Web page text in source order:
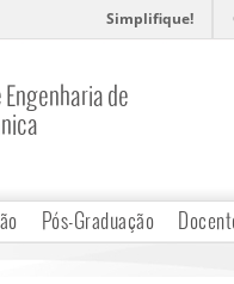
Simplifique!
de
Pós-Graduação